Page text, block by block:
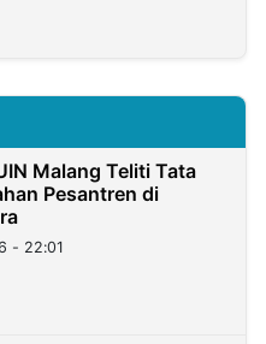
Malang Teliti Tata
Pesantren di
- 22:01